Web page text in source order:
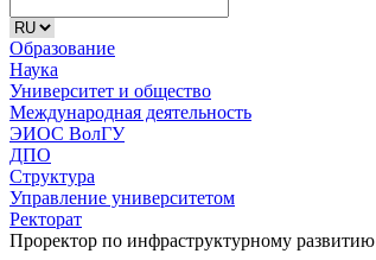
Образование
Наука
Университет и общество
Международная деятельность
ЭИОС ВолГУ
ДПО
Структура
Управление университетом
Ректорат
Проректор по инфраструктурному развитию